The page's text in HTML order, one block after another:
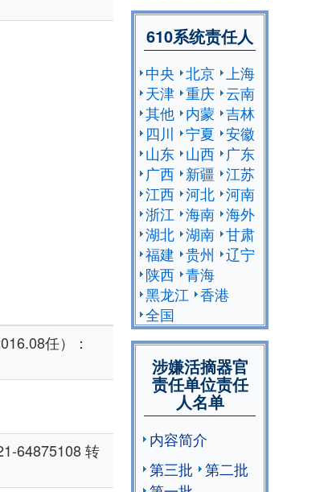
任）：
64875108 转
610系统责任人
中央 北京
上海
天津 重庆 云南
其他 内蒙 吉林
四川
宁夏 安徽
山东 山西
广东
广西 新疆 江苏
江西 河北 河南
浙江 海南 海外
湖北 湖南 甘肃
福建 贵州
辽宁
陕西 青海
黑龙江 香港
全国
涉嫌活摘器官
责任单位责任
人名单
内容简介
第三批
第二批